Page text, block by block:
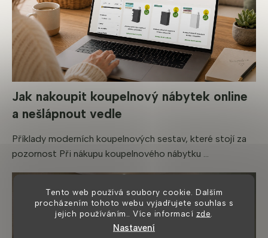
Tento web používá soubory cookie. Dalším
procházením tohoto webu vyjadřujete souhlas s
jejich používáním.. Více informací zde
Nastavení
ý
p
i
s
u
Jak nakoupit koupelnový nábytek online
a nešlápnout vedle
Příklady moderních koupelnových sestav, které stojí za
pozornost Při nákupu koupelnového nábytku ...